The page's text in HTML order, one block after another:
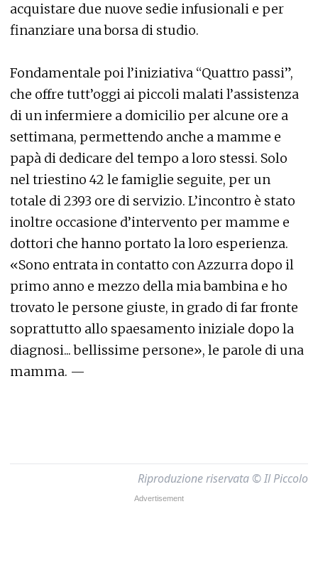
acquistare due nuove sedie infusionali e per
finanziare una borsa di studio.
Fondamentale poi l’iniziativa “Quattro passi”,
che offre tutt’oggi ai piccoli malati l’assistenza
di un infermiere a domicilio per alcune ore a
settimana, permettendo anche a mamme e
papà di dedicare del tempo a loro stessi. Solo
nel triestino 42 le famiglie seguite, per un
totale di 2393 ore di servizio. L’incontro è stato
inoltre occasione d’intervento per mamme e
dottori che hanno portato la loro esperienza.
«Sono entrata in contatto con Azzurra dopo il
primo anno e mezzo della mia bambina e ho
trovato le persone giuste, in grado di far fronte
soprattutto allo spaesamento iniziale dopo la
diagnosi... bellissime persone», le parole di una
mamma. —
Riproduzione riservata © Il Piccolo